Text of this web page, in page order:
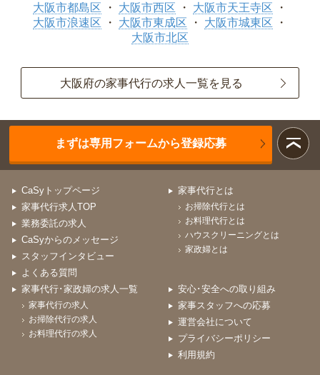
大阪市都島区 大阪市西区
大阪市天王寺区
大阪市浪速区
大阪市東成区
大阪市城東区
大阪市北区
大阪府の家事代行の求人一覧を見る
まずは専用フォームから登録応募
CaSyトップページ
家事代行求人TOP
業務委託の求人
CaSyからのメッセージ
スタッフインタビュー
よくある質問
家事代行とは
お掃除代行とは
お料理代行とは
ハウスクリーニングとは
家政婦とは
家事代行･家政婦の求人一覧
家事代行の求人
お掃除代行の求人
お料理代行の求人
安心･安全への取り組み
家事スタッフへの応募
運営会社について
プライバシーポリシー
利用規約